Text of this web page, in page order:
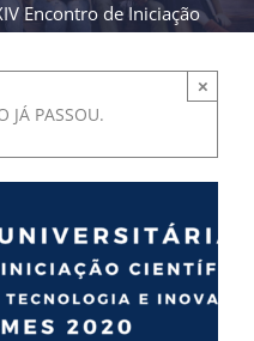
Encontro de Iniciação
JÁ PASSOU.
×